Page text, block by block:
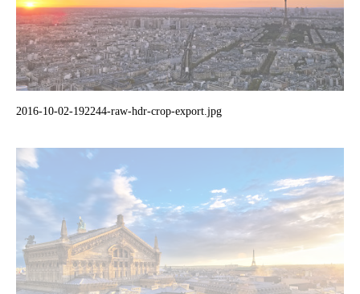
2016-10-02-192244-raw-hdr-crop-export.jpg